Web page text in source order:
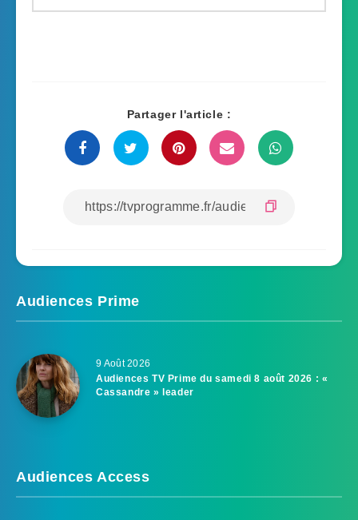
Partager l'article :
Audiences Prime
9 Août 2026
Audiences TV Prime du samedi 8 août 2026 : «
Cassandre » leader
Audiences Access